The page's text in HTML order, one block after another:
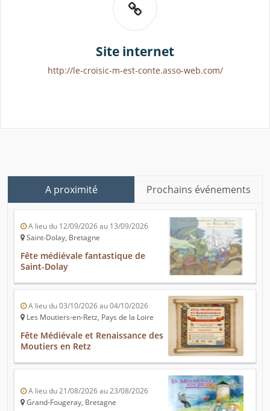
Site internet
http://le-croisic-m-est-conte.asso-web.com/
A proximité Prochains événements
A lieu du 12/09/2026 au 13/09/2026
Saint-Dolay, Bretagne
Fête médiévale fantastique de
Saint-Dolay
A lieu du 03/10/2026 au 04/10/2026
Les Moutiers-en-Retz, Pays de la Loire
Fête Médiévale et Renaissance des
Moutiers en Retz
A lieu du 21/08/2026 au 23/08/2026
Grand-Fougeray, Bretagne